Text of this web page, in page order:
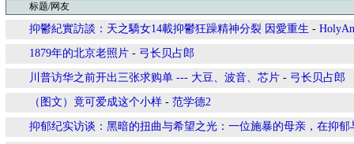
标题/网友
抑鬱紀實訪談：天之驕女14載抑鬱狂躁精神分裂 因愛重生 -
1879年的北京老照片 - 弓长贝占郎
川普访华之前开出三张求购单 --- 大豆、波音、芯片 - 弓长贝占郎
（图文）竟可爱成这个小样 - 范学德2
抑郁纪实访谈：黑暗的扭曲与希望之光：一位施暴的母亲，在抑